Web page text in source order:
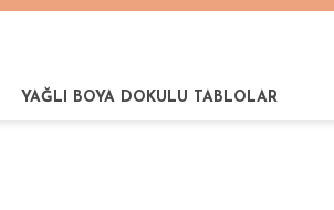
YAĞLI BOYA DOKULU TABLOLAR